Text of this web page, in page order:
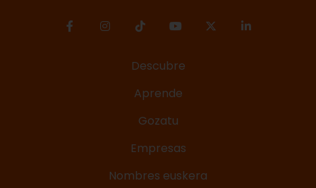
Descubre
Aprende
Gozatu
Empresas
Nombres euskera